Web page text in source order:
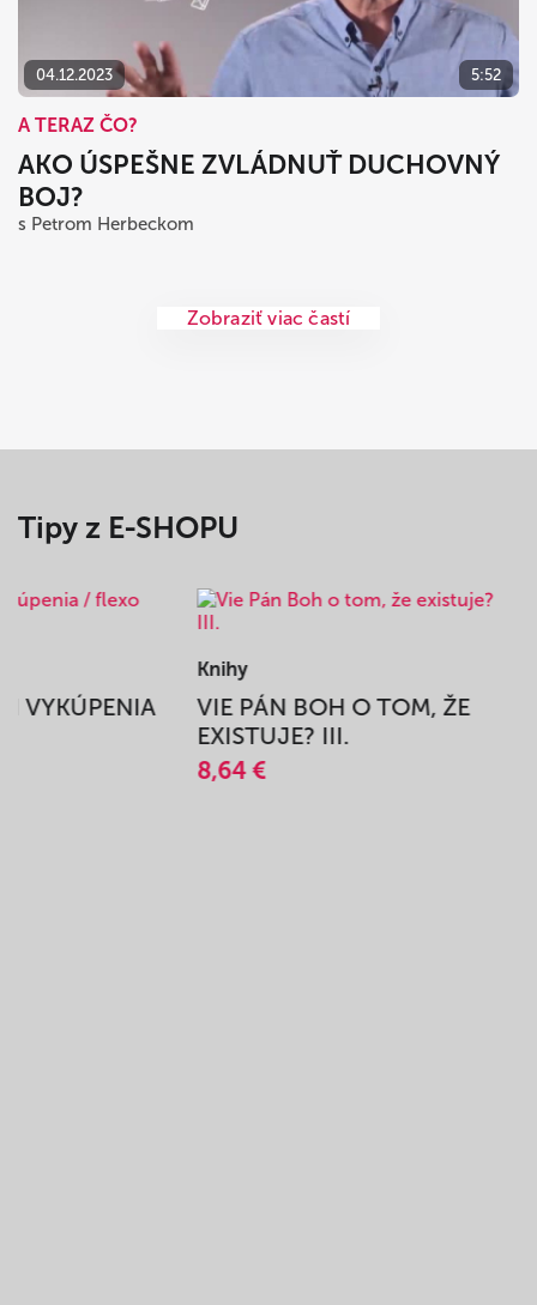
04.12.2023 5:52
A TERAZ ČO?
AKO ÚSPEŠNE ZVLÁDNUŤ DUCHOVNÝ
BOJ?
s Petrom Herbeckom
Zobraziť viac častí
Tipy z E-SHOPU
VYKÚPENIA
Knihy
VIE PÁN BOH O TOM, ŽE
EXISTUJE? III.
8,64 €